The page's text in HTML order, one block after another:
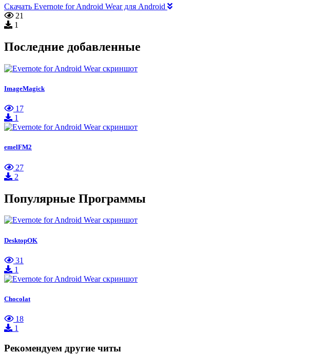
Скачать Evernote for Android Wear для Android
21
1
Последние добавленные
ImageMagick
17
1
emelFM2
27
2
Популярные Программы
DesktopOK
31
1
Chocolat
18
1
Рекомендуем другие читы